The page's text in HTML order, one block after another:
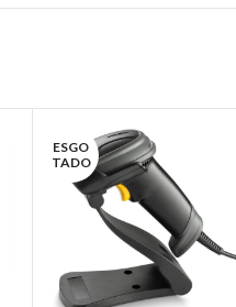
ESGO
TADO